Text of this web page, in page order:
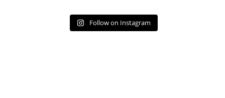
Follow on Instagram